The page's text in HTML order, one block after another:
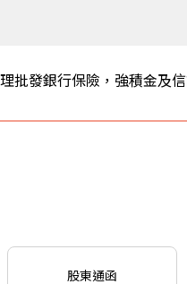
批發銀行保險，強積金及
股東通函